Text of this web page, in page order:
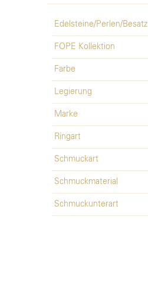
Edelsteine/Perlen/Besatz
FOPE Kollektion
Farbe
Legierung
Marke
Ringart
Schmuckart
Schmuckmaterial
Schmuckunterart